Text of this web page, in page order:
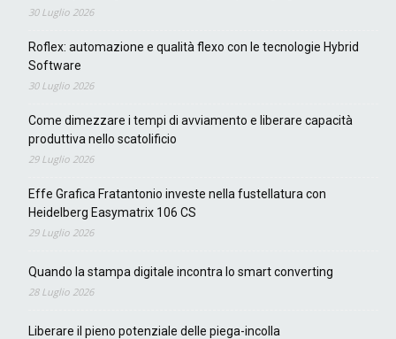
30 Luglio 2026
Roflex: automazione e qualità flexo con le tecnologie Hybrid
Software
30 Luglio 2026
Come dimezzare i tempi di avviamento e liberare capacità
produttiva nello scatolificio
29 Luglio 2026
Effe Grafica Fratantonio investe nella fustellatura con
Heidelberg Easymatrix 106 CS
29 Luglio 2026
Quando la stampa digitale incontra lo smart converting
28 Luglio 2026
Liberare il pieno potenziale delle piega-incolla